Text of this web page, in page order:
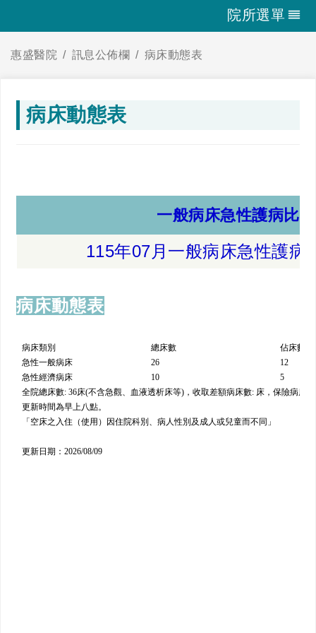
院所選單
惠盛醫院 訊息公佈欄 病床動態表
病床動態表
一般病床急性護病比
115年07月一般病床急性護病
病床動態表